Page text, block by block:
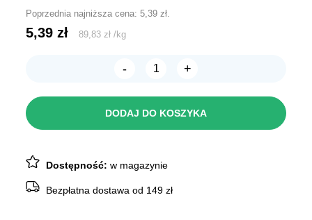
Poprzednia najniższa cena:5,39zł.
5,39zł 89,83zł /kg
-
ilość
w
+
DODAJ DO KOSZYKA
Dostępność:w magazynie
Bezpłatna dostawa od 149 zł